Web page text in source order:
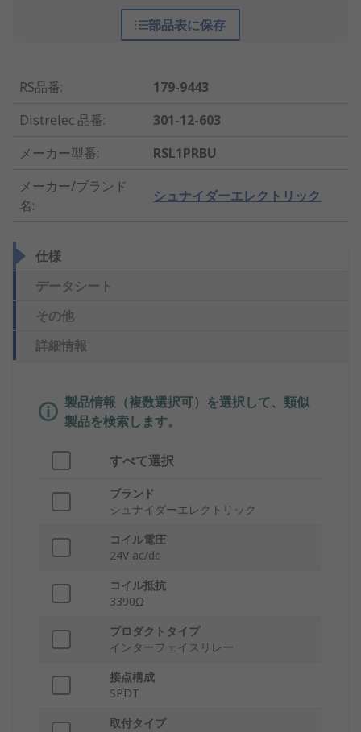
部品表に保存
RS品番:
179-9443
Distrelec 品番:
301-12-603
メーカー型番:
RSL1PRBU
メーカー/ブランド
名:
シュナイダーエレクトリック
仕様
データシート
その他
詳細情報
製品情報（複数選択可）を選択して、類似
製品を検索します。
すべて選択
ブランド
シュナイダーエレクトリック
コイル電圧
24V ac/dc
コイル抵抗
3390Ω
プロダクトタイプ
インターフェイスリレー
接点構成
SPDT
取付タイプ